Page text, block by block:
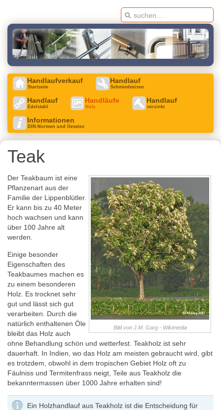
Handlaufverkauf
Startseite
Handlauf
Schmiedeeisen
Handlauf
Edelstahl
Handläufe
Holz
Handlauf
verzinkt
Informationen
DIN-Normen und Gesetze
Teak
Bild von J.M. Garg - Wikimedia
Der Teakbaum ist eine
Pflanzenart aus der
Familie der Lippenblütler.
Er kann bis zu 40 Meter
hoch wachsen und kann
über 100 Jahre alt
werden.
Einige besonder
Eigenschaften des
Teakbaumes machen es
zu einem besonderen
Holz. Es trocknet sehr
gut und lässt sich gut
verarbeiten. Durch die
natürlich enthaltenen Öle
bleibt das Holz auch
ohne Behandlung schön und wetterfest. Teakholz ist sehr
dauerhaft. In Indien, wo das Holz am meisten gebraucht wird, gibt
es trotzdem, obwohl in dem tropischen Gebiet Holz oft zu
Fäulniss und Termitenfrass neigt, Teile aus Teakholz die
bekanntermassen über 1000 Jahre erhalten sind!
Ein Holzhandlauf aus Teakholz ist die Entscheidung für